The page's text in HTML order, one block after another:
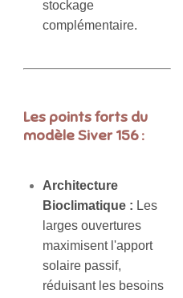
stockage
complémentaire.
Les points forts du
modèle Siver 156 :
Architecture
Bioclimatique : Les
larges ouvertures
maximisent l'apport
solaire passif,
réduisant les besoins